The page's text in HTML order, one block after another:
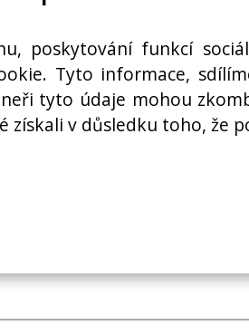
poskytování funkcí
Tyto informace,
tyto údaje mohou
získali v důsledku toho, že
482000028572